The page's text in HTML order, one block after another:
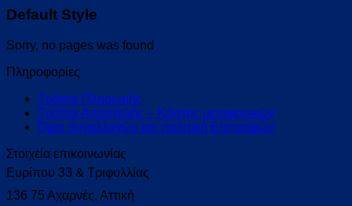
Default Style
Sorry, no pages was found
Πληροφορίες
Τρόποι Πληρωμής
Τρόποι Αποστολής – Κόστος μεταφορικών
Όροι συναλλαγών και πολιτική Επιτροφών
Στοιχεία επικοινωνίας
Ευρίπου 33 & Τριφυλλίας
136 75 Αχαρνές, Αττική